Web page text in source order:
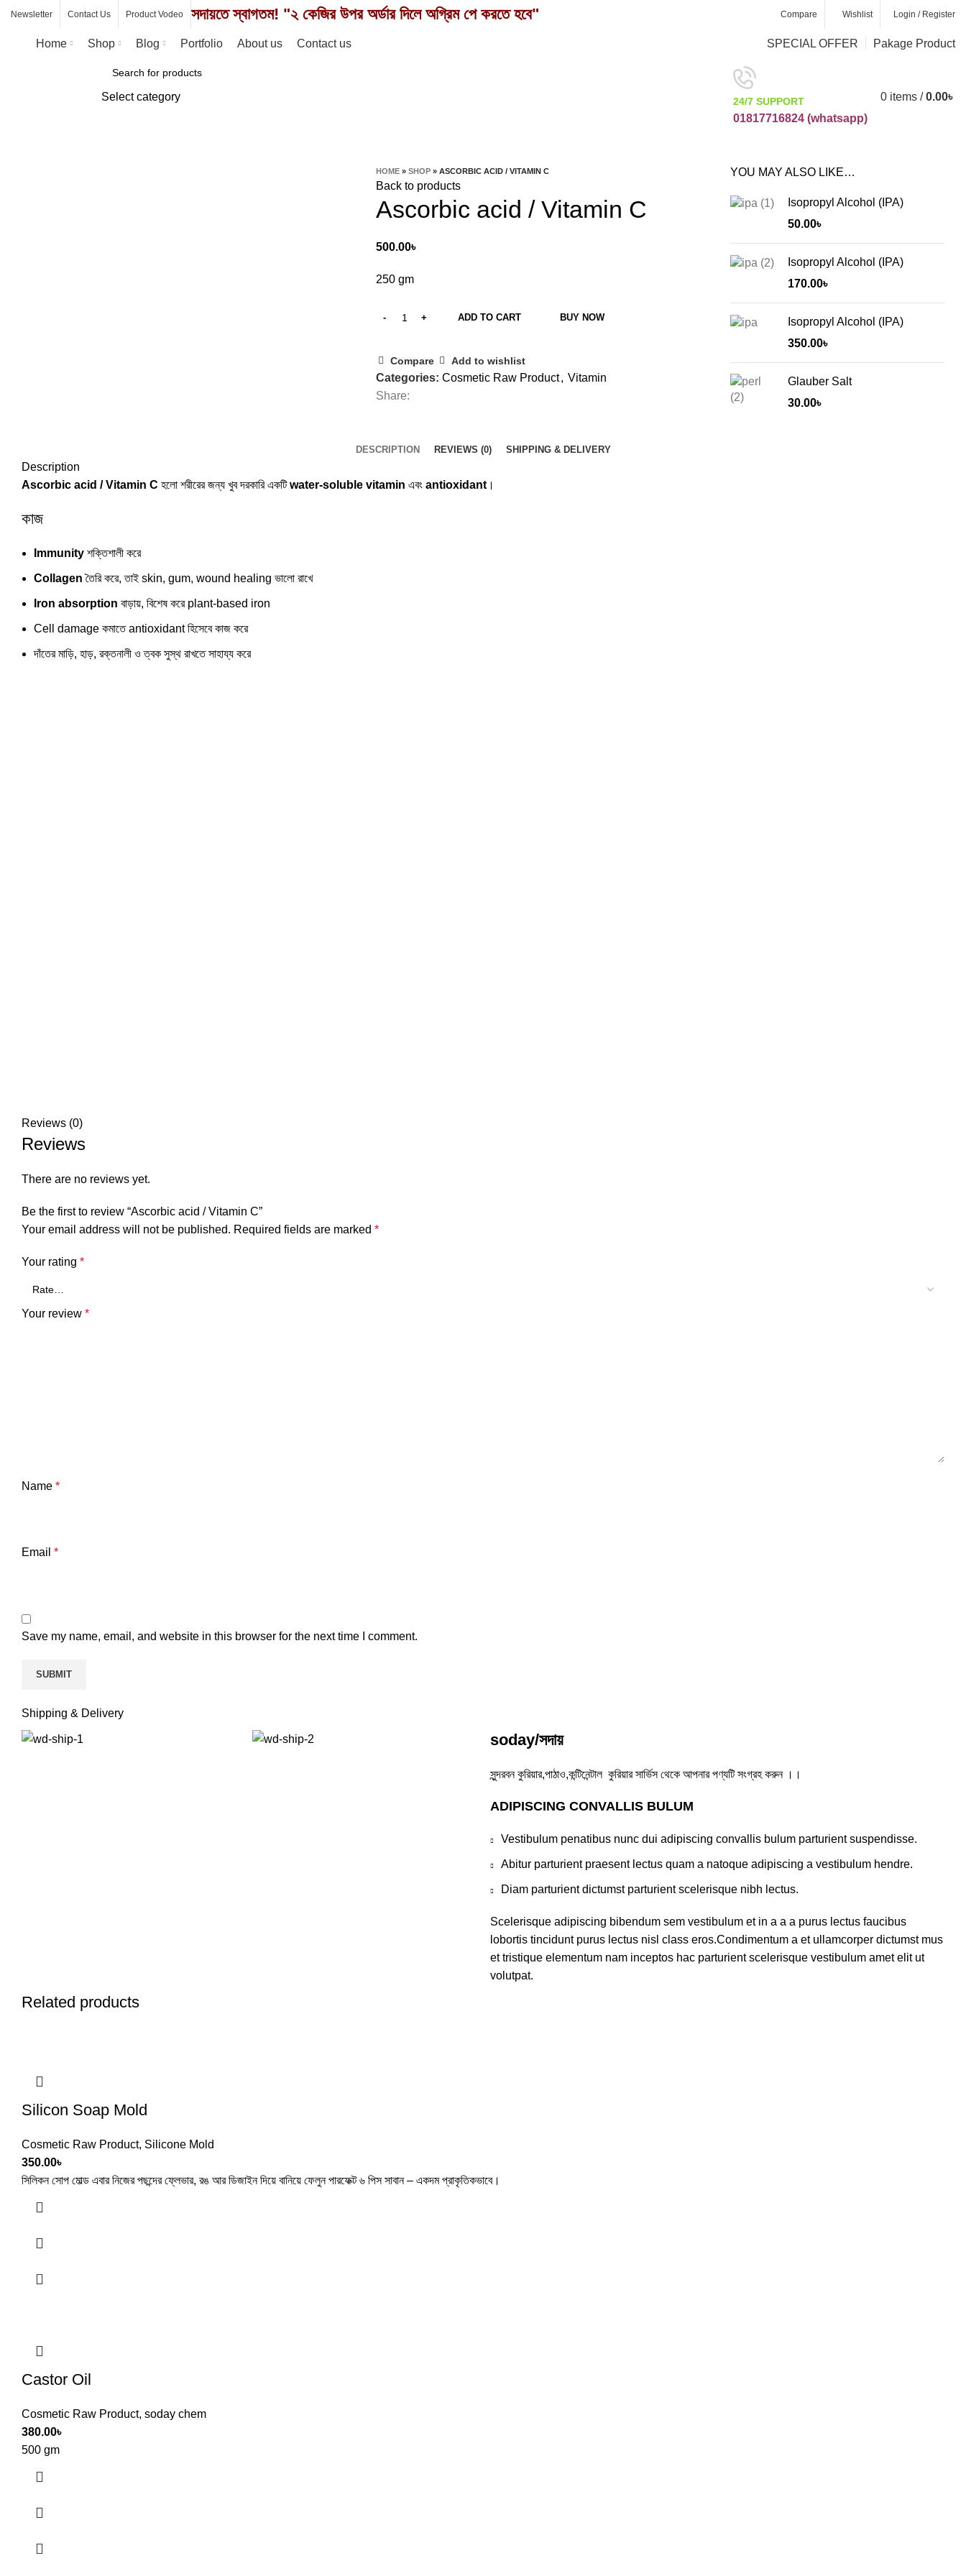
Newsletter Contact Us Product Vodeo সদায়তে স্বাগতম! "২ কেজির উপর অর্ডার দিলে অগ্রিম পে করতে হবে" Compare Wishlist Login / Register
Home Shop Blog Portfolio About us Contact us SPECIAL OFFER Pakage Product
Select category 24/7 SUPPORT
01817716824 (whatsapp)
0 items / 0.00৳
HOME» SHOP» ASCORBIC ACID / VITAMIN C
Back to products
Ascorbic acid / Vitamin C
500.00৳
250 gm
ADD TO CART BUY NOW
Compare Add to wishlist
Categories: Cosmetic Raw Product, Vitamin
Share:
YOU MAY ALSO LIKE…
Isopropyl Alcohol (IPA)
50.00৳
Isopropyl Alcohol (IPA)
170.00৳
Isopropyl Alcohol (IPA)
350.00৳
Glauber Salt
30.00৳
DESCRIPTION REVIEWS (0) SHIPPING & DELIVERY
Description
Ascorbic acid / Vitamin C হলো শরীরের জন্য খুব দরকারি একটিwater-soluble vitamin এবং antioxidant ।
কাজ
Immunity শক্তিশালী করে
Collagenতৈরি করে, তাই skin, gum, wound healing ভালো রাখে
Iron absorption বাড়ায়, বিশেষ করে plant-based iron
Cell damage কমাতে antioxidant হিসেবে কাজ করে
দাঁতের মাড়ি, হাড়, রক্তনালী ও ত্বক সুস্থ রাখতে সাহায্য করে
Reviews (0)
Reviews
There are no reviews yet.
Be the first to review “Ascorbic acid / Vitamin C”
Your email address will not be published. Required fields are marked *
Your rating *
Your review *
Name *
Email *
Save my name, email, and website in this browser for the next time I comment.
Shipping & Delivery
soday/সদায়
সুন্দরবন কুরিয়ার,পাঠাও,কন্টিনেন্টাল কুরিয়ার সার্ভিস থেকে আপনার পণ্যটি সংগ্রহ করুন ।।
ADIPISCING CONVALLIS BULUM
Vestibulum penatibus nunc dui adipiscing convallis bulum parturient suspendisse.
Abitur parturient praesent lectus quam a natoque adipiscing a vestibulum hendre.
Diam parturient dictumst parturient scelerisque nibh lectus.
Scelerisque adipiscing bibendum sem vestibulum et in a a a purus lectus faucibus
lobortis tincidunt purus lectus nisl class eros.Condimentum a et ullamcorper dictumst mus
et tristique elementum nam inceptos hac parturient scelerisque vestibulum amet elit ut
volutpat.
Related products
Silicon Soap Mold
Cosmetic Raw Product, Silicone Mold
350.00৳
সিলিকন সোপ মোল্ড এবার নিজের পছন্দের ফ্লেভার, রঙ আর ডিজাইন দিয়ে বানিয়ে ফেলুন পারফেক্ট ৬ পিস সাবান – একদম প্রাকৃতিকভাবে।
Castor Oil
Cosmetic Raw Product, soday chem
380.00৳
500 gm